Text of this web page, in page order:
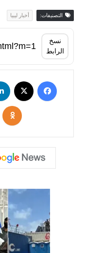
التصنيفات: أخبار ليبيا
نسخ
الرابط